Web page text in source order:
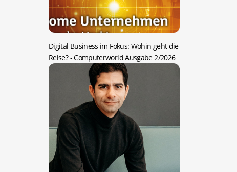
Digital Business im Fokus: Wohin geht die
Reise?- Computerworld Ausgabe 2/2026